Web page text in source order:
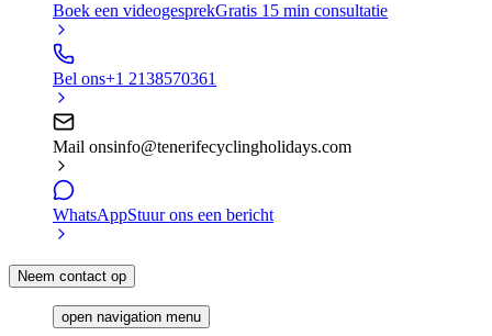
Boek een videogesprekGratis 15 min consultatie
Bel ons+1 2138570361
Mail onsinfo@tenerifecyclingholidays.com
WhatsAppStuur ons een bericht
Neem contact op
open navigation menu